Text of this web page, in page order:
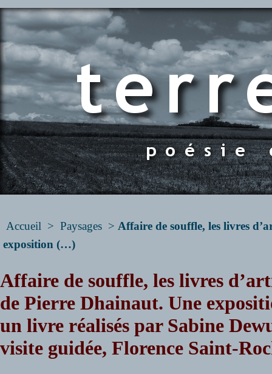
Accueil > Paysages > Affaire de souffle, les livres
exposition (…)
Affaire de souffle, les livres
de Pierre Dhainaut. Une
un livre réalisés par Sabine
visite guidée, Florence Saint-